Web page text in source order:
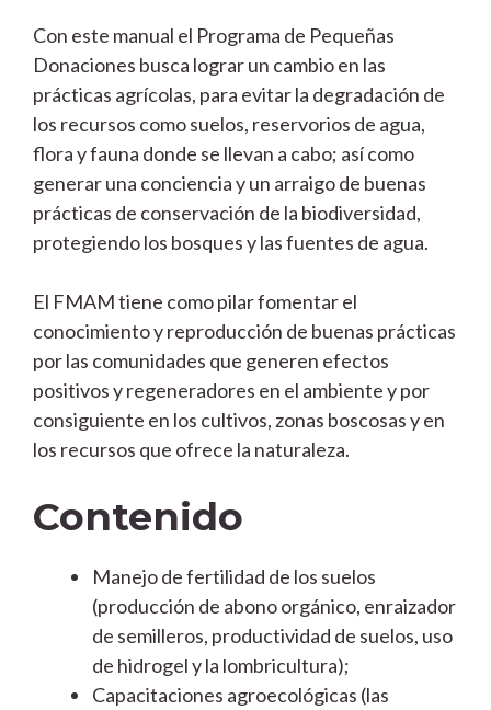
Con este manual el Programa de Pequeñas
Donaciones busca lograr un cambio en las
prácticas agrícolas, para evitar la degradación de
los recursos como suelos, reservorios de agua,
flora y fauna donde se llevan a cabo; así como
generar una conciencia y un arraigo de buenas
prácticas de conservación de la biodiversidad,
protegiendo los bosques y las fuentes de agua.
El FMAM tiene como pilar fomentar el
conocimiento y reproducción de buenas prácticas
por las comunidades que generen efectos
positivos y regeneradores en el ambiente y por
consiguiente en los cultivos, zonas boscosas y en
los recursos que ofrece la naturaleza.
Contenido
Manejo de fertilidad de los suelos
(producción de abono orgánico, enraizador
de semilleros, productividad de suelos, uso
de hidrogel y la lombricultura);
Capacitaciones agroecológicas (las